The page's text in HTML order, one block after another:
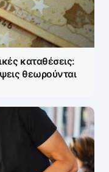
καταθέσεις:
θεωρούνται